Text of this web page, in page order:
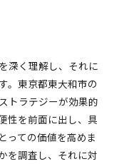
深く理解し、それに
。東京都東大和市の
トラテジーが効果的
性を前面に出し、具
っての価値を高めま
を調査し、それに対